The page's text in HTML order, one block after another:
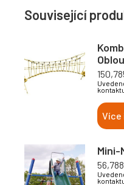
Související
Více
Mini-